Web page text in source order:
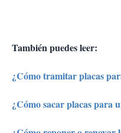
También puedes leer:
¿Cómo tramitar placas
¿Cómo sacar placas para